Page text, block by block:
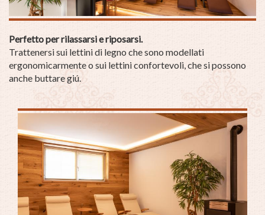
Perfetto per rilassarsi e riposarsi.
Trattenersi sui lettini di legno che sono modellati
ergonomicarmente o sui lettini confortevoli, che si possono
anche buttare giú.